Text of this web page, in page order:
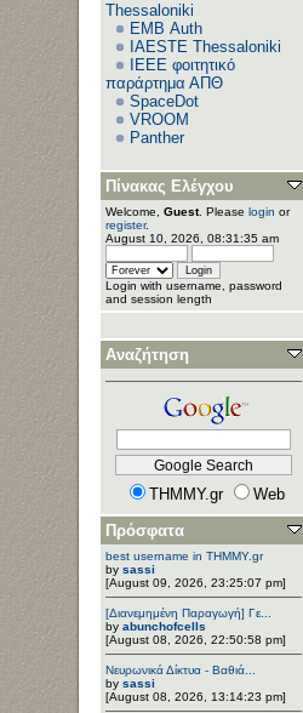
Thessaloniki
EΜΒ Auth
IAESTE Thessaloniki
IEEE φοιτητικό
παράρτημα ΑΠΘ
SpaceDot
VROOM
Panther
Πίνακας Ελέγχου
Welcome, Guest. Please login or
register.
August 10, 2026, 08:31:35 am
Login with username, password
and session length
Αναζήτηση
THMMY.gr
Web
Πρόσφατα
best username in THMMY.gr
by sassi
[August 09, 2026, 23:25:07 pm]
[Διανεμημένη Παραγωγή] Γε...
by abunchofcells
[August 08, 2026, 22:50:58 pm]
Νευρωνικά Δίκτυα - Βαθιά...
by sassi
[August 08, 2026, 13:14:23 pm]